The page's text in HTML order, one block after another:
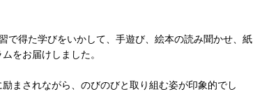
で得た学びをいかして、手遊び、絵本の読み聞かせ、紙
をお届けしました。
まされながら、のびのびと取り組む姿が印象的でし